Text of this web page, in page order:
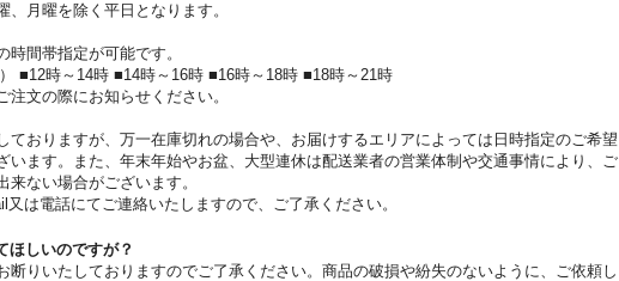
月曜を除く平日となります。
時間帯指定が可能です。
■12時～14時 ■14時～16時 ■16時～18時 ■18時～21時
注文の際にお知らせください。
ておりますが、万一在庫切れの場合や、お届けするエリアによっては日時指定のご希望
います。また、年末年始やお盆、大型連休は配送業者の営業体制や交通事情により、ご
来ない場合がございます。
又は電話にてご連絡いたしますので、ご了承ください。
しいのですが？
断りいたしておりますのでご了承ください。商品の破損や紛失のないように、ご依頼し